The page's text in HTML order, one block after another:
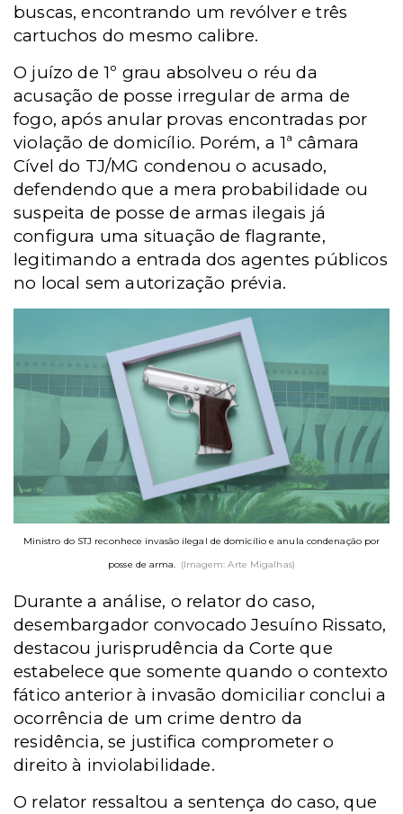
buscas, encontrando um revólver e três
cartuchos do mesmo calibre.
O juízo de 1º grau absolveu o réu da
acusação de posse irregular de arma de
fogo, após anular provas encontradas por
violação de domicílio. Porém, a 1ª câmara
Cível do TJ/MG condenou o acusado,
defendendo que a mera probabilidade ou
suspeita de posse de armas ilegais já
configura uma situação de flagrante,
legitimando a entrada dos agentes públicos
no local sem autorização prévia.
Ministro do STJ reconhece invasão ilegal de domicílio e anula condenação por
posse de arma. (Imagem: Arte Migalhas)
Durante a análise, o relator do caso,
desembargador convocado Jesuíno Rissato,
destacou jurisprudência da Corte que
estabelece que somente quando o contexto
fático anterior à invasão domiciliar conclui a
ocorrência de um crime dentro da
residência, se justifica comprometer o
direito à inviolabilidade.
O relator ressaltou a sentença do caso, que